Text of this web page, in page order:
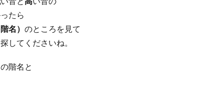
たら
名） のところを見て
してくださいね。
階名と